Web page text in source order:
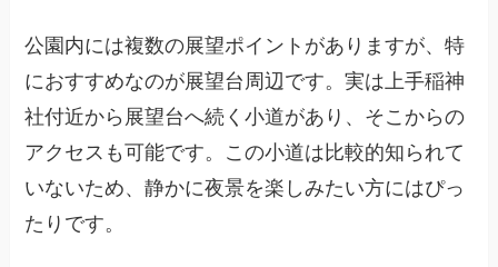
公園内には複数の展望ポイントがありますが、特
におすすめなのが展望台周辺です。実は上手稲神
社付近から展望台へ続く小道があり、そこからの
アクセスも可能です。この小道は比較的知られて
いないため、静かに夜景を楽しみたい方にはぴっ
たりです。